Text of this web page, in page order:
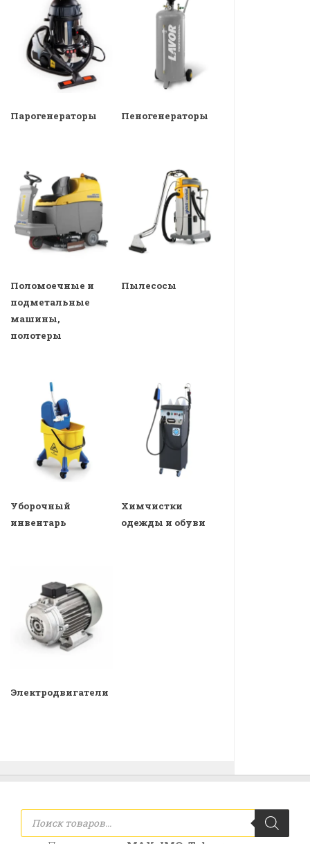
Парогенераторы Пеногенераторы
Поломоечные и
подметальные
машины,
полотеры
Пылесосы
Уборочный
инвентарь
Химчистки
одежды и обуви
Электродвигатели
Поиск
товаров